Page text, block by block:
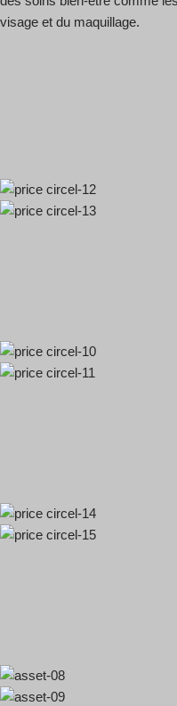
visage et du maquillage.